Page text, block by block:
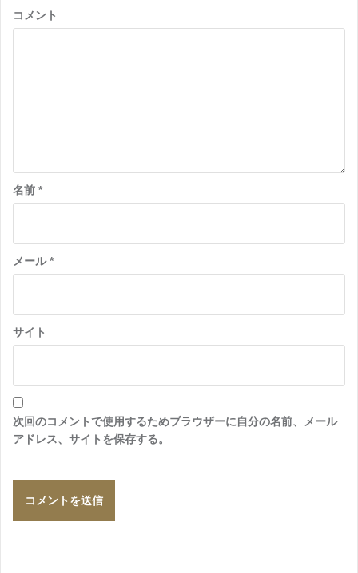
コメント
名前 *
メール*
サイト
次回のコメントで使用するためブラウザーに自分の名前、メール
アドレス、サイトを保存する。